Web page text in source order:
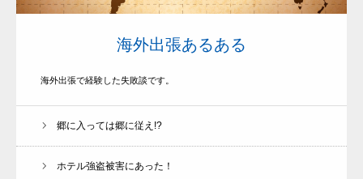
海外出張あるある
海外出張で経験した失敗談です。
郷に入っては郷に従え!?
ホテル強盗被害にあった！